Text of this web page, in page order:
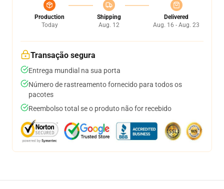
Production
Today
Shipping
Aug. 12
Delivered
Aug. 16 - Aug. 23
Transação segura
Entrega mundial na sua porta
Número de rastreamento fornecido para todos os
pacotes
Reembolso total se o produto não for recebido